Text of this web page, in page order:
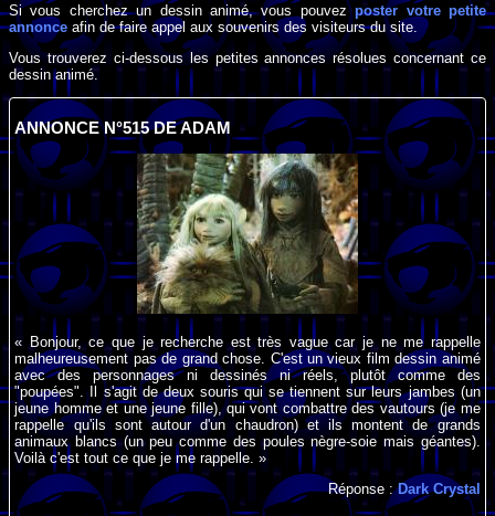
Si vous cherchez un dessin animé, vous pouvezposter votre petite
annonce afin de faire appel aux souvenirs des visiteurs du site.
Vous trouverez ci-dessous les petites annonces résolues concernant ce
dessin animé.
ANNONCE N°515 DE ADAM
« Bonjour, ce que je recherche est très vague car je ne me rappelle
malheureusement pas de grand chose. C'est un vieux film dessin animé
avec des personnages ni dessinés ni réels, plutôt comme des
"poupées". Il s'agit de deux souris qui se tiennent sur leurs jambes (un
jeune homme et une jeune fille), qui vont combattre des vautours (je me
rappelle qu'ils sont autour d'un chaudron) et ils montent de grands
animaux blancs (un peu comme des poules nègre-soie mais géantes).
Voilà c'est tout ce que je me rappelle. »
Réponse :Dark Crystal